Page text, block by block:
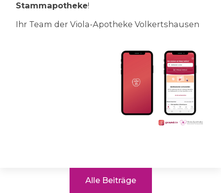
Stammapotheke!
Ihr Team der Viola-Apotheke Volkertshausen
Alle Beiträge